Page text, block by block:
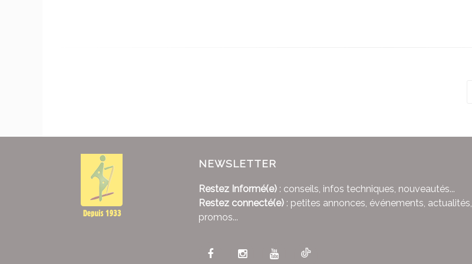
NEWSLETTER
Restez Informé(e) : conseils, infos techniques, nouveautés...
Restez connecté(e) : petites annonces, événements, actualités,
promos...